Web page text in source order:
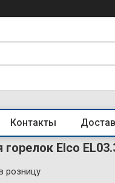
Контакты
Elco
розницу